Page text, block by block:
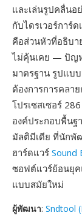
และเล่นรูปคลื่นอ
กับไดรเวอร์การ์
คือส่วนหัวที่อธิบา
ไม่คุ้นเคย — ปัญห
มาตรฐาน รูปแบ
ต้องการการคลา
โปรเซสเซอร์
องค์ประกอบพื้นฐ
มัลติมีเดีย ที่นักพั
ฮาร์ดแวร์ Sound
ซอฟต์แวร์ย้อนยุค
แบบสมัยใหม่
ผู้พัฒนา: Sndtool